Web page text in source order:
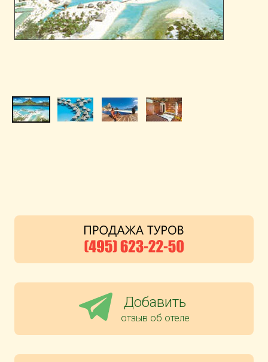
Добавить
отзыв об отеле